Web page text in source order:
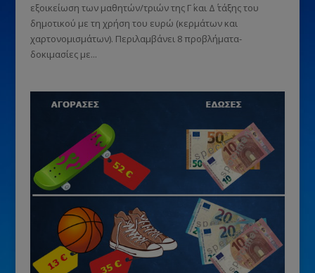
εξοικείωση των μαθητών/τριών της Γ΄ και Δ΄ τάξης του
δημοτικού με τη χρήση του ευρώ (κερμάτων και
χαρτονομισμάτων). Περιλαμβάνει 8 προβλήματα-
δοκιμασίες με...